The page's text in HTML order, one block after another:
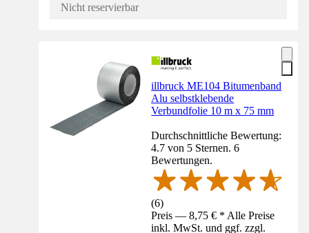
Nicht reservierbar
illbruck ME104 Bitumenband
Alu selbstklebende
Verbundfolie 10 m x 75 mm
Durchschnittliche Bewertung:
4.7 von 5 Sternen. 6
Bewertungen.
(6)
Preis — 8,75 € * Alle Preise
inkl. MwSt. und ggf. zzgl.